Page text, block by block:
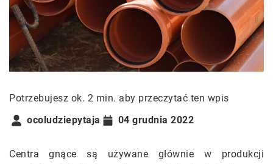
Potrzebujesz ok. 2 min. aby przeczytać ten wpis
ocoludziepytaja
04 grudnia 2022
Centra gnące są używane głównie w produkcji